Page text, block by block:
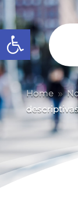
Abrir barra de
Home 9